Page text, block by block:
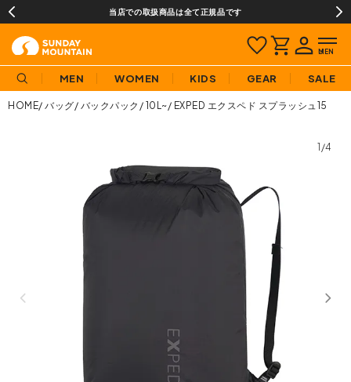
当店での取扱商品は全て正規品です
MEN WOMEN KIDS GEAR SALE
HOME バッグ バックパック 10L~ EXPED エクスペド スプラッシュ15
1/4